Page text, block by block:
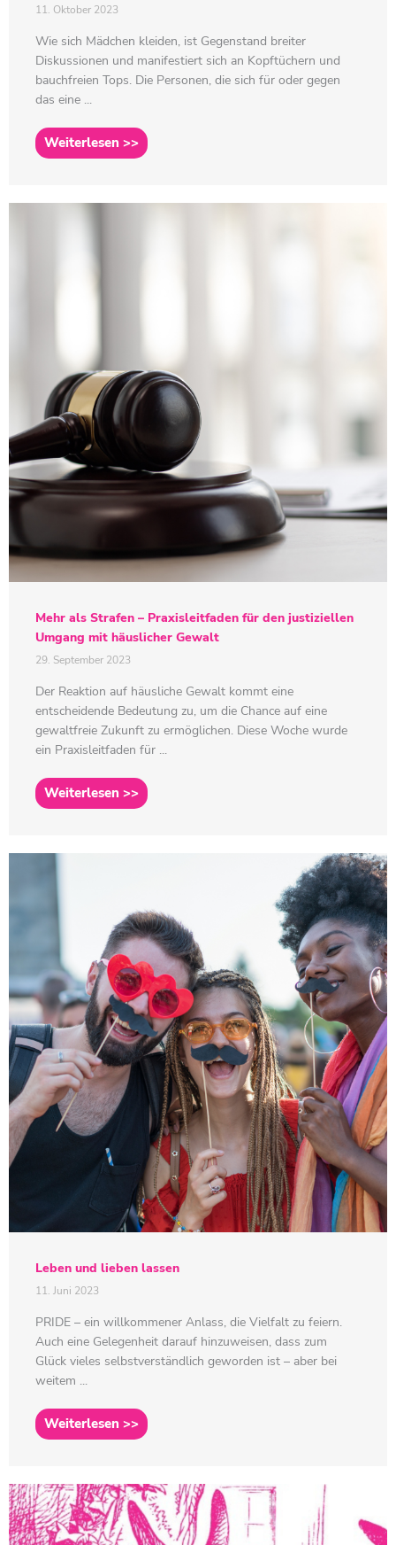
11. Oktober 2023
Wie sich Mädchen kleiden, ist Gegenstand breiter
Diskussionen und manifestiert sich an Kopftüchern und
bauchfreien Tops. Die Personen, die sich für oder gegen
das eine ...
Weiterlesen >>
Mehr als Strafen – Praxisleitfaden für den justiziellen
Umgang mit häuslicher Gewalt
29. September 2023
Der Reaktion auf häusliche Gewalt kommt eine
entscheidende Bedeutung zu, um die Chance auf eine
gewaltfreie Zukunft zu ermöglichen. Diese Woche wurde
ein Praxisleitfaden für ...
Weiterlesen >>
Leben und lieben lassen
11. Juni 2023
PRIDE – ein willkommener Anlass, die Vielfalt zu feiern.
Auch eine Gelegenheit darauf hinzuweisen, dass zum
Glück vieles selbstverständlich geworden ist – aber bei
weitem ...
Weiterlesen >>